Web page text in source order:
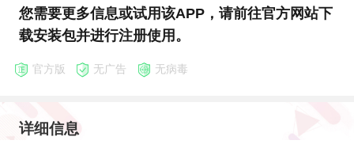
您需要更多信息或试用该APP，请前往官方网站下
载安装包并进行注册使用。
官方版 无广告 无病毒
详细信息